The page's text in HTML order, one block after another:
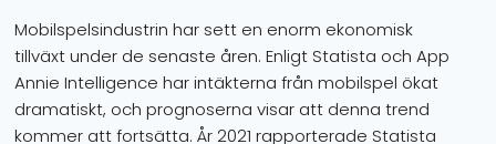
Mobilspelsindustrin har sett en enorm ekonomisk
tillväxt under de senaste åren. Enligt Statista och App
Annie Intelligence har intäkterna från mobilspel ökat
dramatiskt, och prognoserna visar att denna trend
kommer att fortsätta. År 2021 rapporterade Statista